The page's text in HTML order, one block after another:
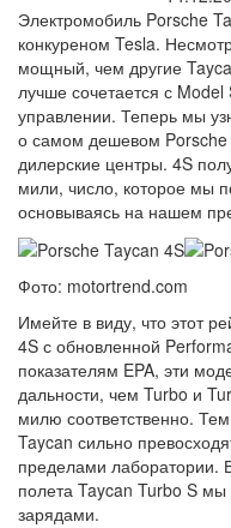
Электромобиль Porsche
конкуреном Tesla.
мощный, чем другие
лучше сочетается с
управлении. Теперь мы
о самом дешевом Porsche
дилерские центры. 4S
мили, число, которое мы
основываясь на нашем
Фото: motortrend.com
Имейте в виду, что этот
4S с обновленной
показателям EPA, эти
дальности, чем Turbo и
милю соответственно.
Taycan сильно
пределами лаборатории.
полета Taycan Turbo S
зарядами.